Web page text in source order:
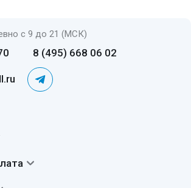
с 9 до 21 (МСК)
8 (495) 668 06 02